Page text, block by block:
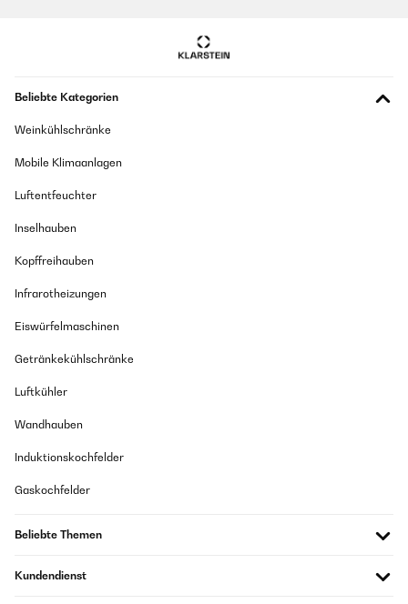
Beliebte Kategorien
Weinkühlschränke
Mobile Klimaanlagen
Luftentfeuchter
Inselhauben
Kopffreihauben
Infrarotheizungen
Eiswürfelmaschinen
Getränkekühlschränke
Luftkühler
Wandhauben
Induktionskochfelder
Gaskochfelder
Beliebte Themen
Kundendienst